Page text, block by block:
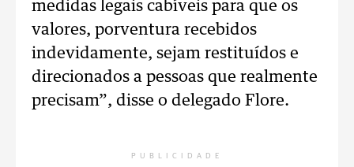
medidas legais cabíveis para que os
valores, porventura recebidos
indevidamente, sejam restituídos e
direcionados a pessoas que realmente
precisam”, disse o delegado Flore.
PUBLICIDADE